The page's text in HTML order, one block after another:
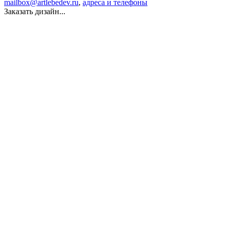
mailbox@artlebedev.ru, адреса и телефоны
Заказать дизайн...